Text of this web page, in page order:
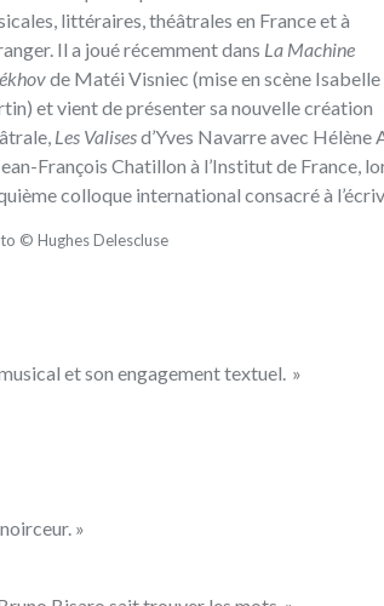
‬littéraires‭, ‬théâtrales en France et à
‬Il a joué récemment dans‭ La Machine
‭ ‬de Matéi Visniec‭ (‬mise en scène Isabelle
‬et vient de présenter sa nouvelle création
Les Valises ‬d’Yves Navarre avec Hélène
François Chatillon à l’Institut de France‭,
colloque international consacré à
© Hughes Delescluse
et son engagement textuel‭.‬ »
»